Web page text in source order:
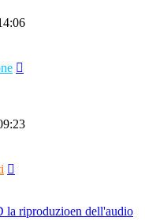
la riproduzioen dell'audio